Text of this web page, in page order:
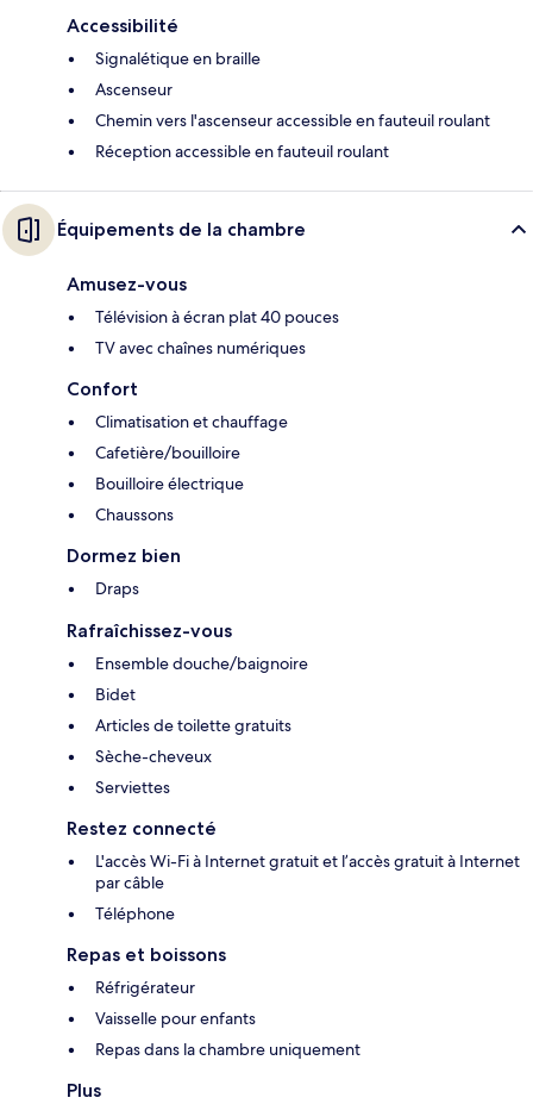
Accessibilité
Signalétique en braille
Ascenseur
Chemin vers l'ascenseur accessible en fauteuil roulant
Réception accessible en fauteuil roulant
Équipements de la chambre
Amusez-vous
Télévision à écran plat 40 pouces
TV avec chaînes numériques
Confort
Climatisation et chauffage
Cafetière/bouilloire
Bouilloire électrique
Chaussons
Dormez bien
Draps
Rafraîchissez-vous
Ensemble douche/baignoire
Bidet
Articles de toilette gratuits
Sèche-cheveux
Serviettes
Restez connecté
L'accès Wi-Fi à Internet gratuit et l’accès gratuit à Internet
par câble
Téléphone
Repas et boissons
Réfrigérateur
Vaisselle pour enfants
Repas dans la chambre uniquement
Plus